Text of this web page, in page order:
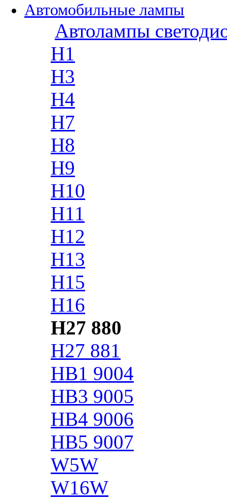
Автомобильные лампы
Автолампы
H1
H3
H4
H7
H8
H9
H10
H11
H12
H13
H15
H16
H27 880
H27 881
HB1 9004
HB3 9005
HB4 9006
HB5 9007
W5W
W16W